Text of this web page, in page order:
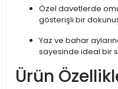
Özel davetlerde
gösterişli bir
Yaz ve bahar
sayesinde ideal bir
Ürün